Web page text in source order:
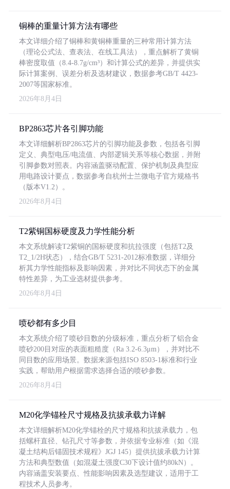
铜棒的重量计算方法有哪些
本文详细介绍了铜棒和黄铜棒重量的三种常用计算方法
（理论公式法、查表法、在线工具法），重点解析了黄铜
棒密度取值（8.4-8.7g/cm³）和计算公式的差异，并提供实
际计算案例、误差分析及选材建议，数据参考GB/T 4423-
2007等国家标准。
2026年8月4日
BP2863芯片各引脚功能
本文详细解析BP2863芯片的引脚功能及参数，包括各引脚
定义、典型电压/电流值、内部逻辑关系等核心数据，并附
引脚参数对照表。内容涵盖驱动配置、保护机制及典型应
用电路设计要点，数据参考自杭州士兰微电子官方规格书
（版本V1.2）。
2026年8月4日
T2紫铜国标硬度及力学性能分析
本文系统解读T2紫铜的国标硬度和抗拉强度（包括T2及
T2_1/2H状态），结合GB/T 5231-2012标准数据，详细分
析其力学性能指标及影响因素，并对比不同状态下的金属
特性差异，为工业选材提供参考。
2026年8月4日
喷砂都有多少目
本文系统介绍了喷砂目数的分级标准，重点分析了铝合金
喷砂200目对应的表面粗糙度（Ra 3.2-6.3μm），并对比不
同目数的应用场景。数据来源包括ISO 8503-1标准和行业
实践，帮助用户根据需求选择合适的喷砂参数。
2026年8月4日
M20化学锚栓尺寸规格及抗拔承载力详解
本文详细解析M20化学锚栓的尺寸规格和抗拔承载力，包
括螺杆直径、钻孔尺寸等参数，并依据专业标准（如《混
凝土结构后锚固技术规程》JGJ 145）提供抗拔承载力计算
方法和典型数值（如混凝土强度C30下设计值约80kN）。
内容涵盖安装要点、性能影响因素及选型建议，适用于工
程技术人员参考。